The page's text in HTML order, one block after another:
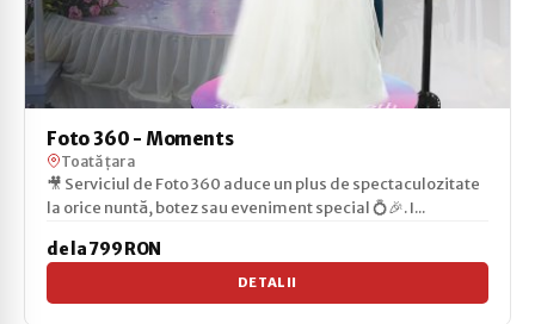
Foto 360 - Moments
Toată țara
🎥 Serviciul de Foto 360 aduce un plus de spectaculozitate
la orice nuntă, botez sau eveniment special 💍🎉. I...
de la 799 RON
DETALII